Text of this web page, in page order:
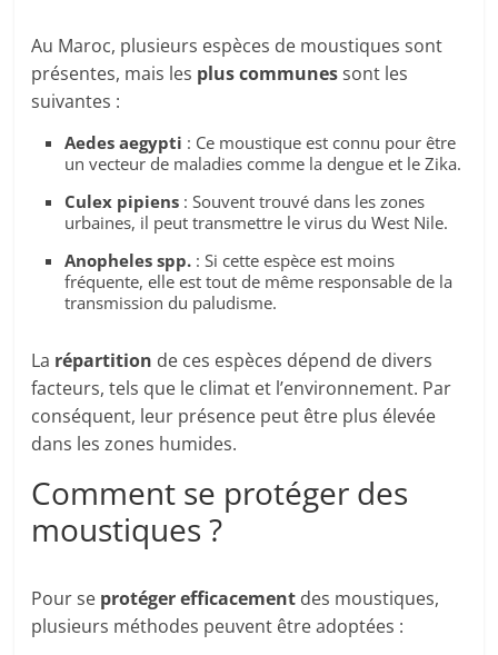
Au Maroc, plusieurs espèces de moustiques sont
présentes, mais les plus communessont les
suivantes :
Aedes aegypti : Ce moustique est connu pour être
un vecteur de maladies comme la dengue et le Zika.
Culex pipiens : Souvent trouvé dans les zones
urbaines, il peut transmettre le virus du West Nile.
Anopheles spp. : Si cette espèce est moins
fréquente, elle est tout de même responsable de la
transmission du paludisme.
La répartition de ces espèces dépend de divers
facteurs, tels que le climat et l’environnement. Par
conséquent, leur présence peut être plus élevée
dans les zones humides.
Comment se protéger des
moustiques ?
Pour se protéger efficacement des moustiques,
plusieurs méthodes peuvent être adoptées :